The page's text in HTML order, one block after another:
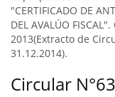
"CERTIFICADO DE
DEL AVALÚO
2013(Extracto de
31.12.2014).
Circular